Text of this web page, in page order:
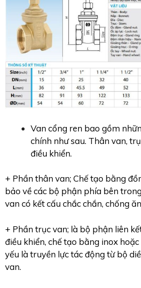
Van cổng ren bao gồm
chính như sau. Thân van,
điều khiển.
+ Phần thân van; Chế tạo bằng
bảo về các bộ phận phía bên
van có kết cấu chắc chắn, chống
+ Phần trục van; là bộ phận liên
điều khiển, chế tạo bằng inox
yếu là truyền lực tác động từ bộ
van.